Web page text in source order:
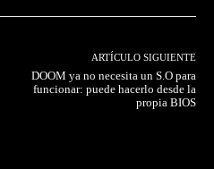
ARTÍCULO SIGUIENTE
DOOM ya no necesita un S.O para
funcionar: puede hacerlo desde la
propia BIOS